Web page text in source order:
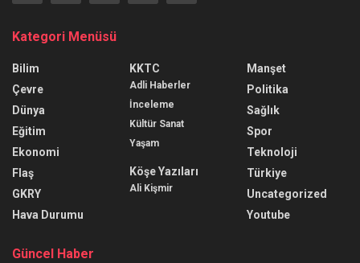
Kategori Menüsü
Bilim
Çevre
Dünya
Eğitim
Ekonomi
Flaş
GKRY
Hava Durumu
KKTC
Adli Haberler
İnceleme
Kültür Sanat
Yaşam
Köşe Yazıları
Ali Kişmir
Manşet
Politika
Sağlık
Spor
Teknoloji
Türkiye
Uncategorized
Youtube
Güncel Haber